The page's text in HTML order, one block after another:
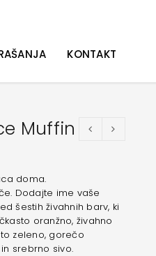
KONTAKT
Muffin
doma.
Dodajte ime vaše
šestih živahnih barv, ki
oranžno, živahno
zeleno, gorečo
srebrno sivo.